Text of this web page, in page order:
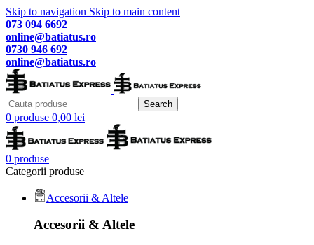
Skip to navigation Skip to main content
073 094 6692
online@batiatus.ro
0730 946 692
online@batiatus.ro
Search
0 produse 0,00 lei
0 produse
Categorii produse
Accesorii & Altele
Accesorii & Altele